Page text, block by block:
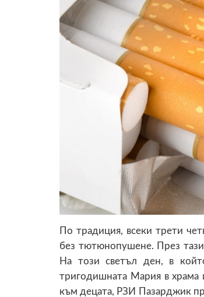
По традиция, всеки трети
без тютюнопушене. През тази
На този светъл ден, в
тригодишната Мария в
към децата, РЗИ Пазарджик